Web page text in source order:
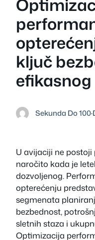
ključ
Sekunda Do 100·
U avijaciji ne
naročito kada je
dozvoljenog.
opterećenju
segmenata
bezbednost,
sletnih staza i
Optimizacija